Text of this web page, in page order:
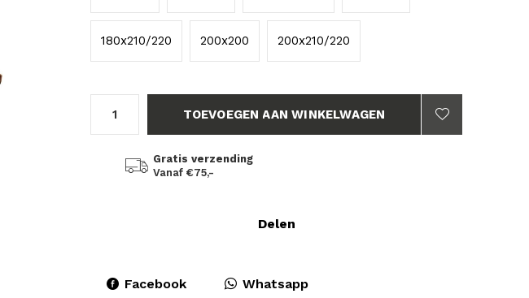
180x210/220 200x200 200x210/220
TOEVOEGEN AAN WINKELWAGEN
Gratis verzending
Vanaf €75,-
Delen
Facebook Whatsapp